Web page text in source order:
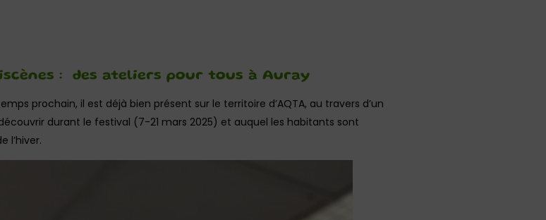
: des ateliers pour tous à Auray
prochain, il est déjà bien présent sur le territoire d’AQTA, au travers d’un
durant le festival (7-21 mars 2025) et auquel les habitants sont
l’hiver.